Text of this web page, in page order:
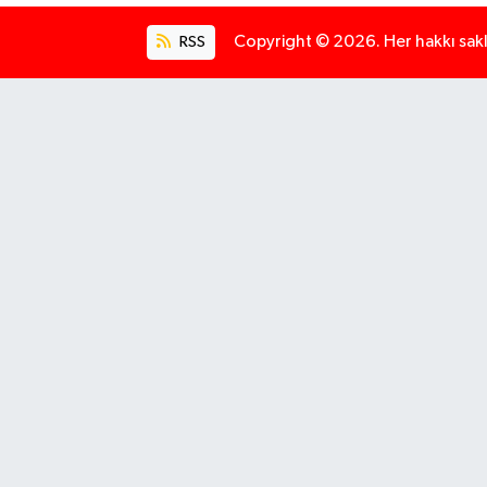
RSS Copyright © 2026. Her hakkı